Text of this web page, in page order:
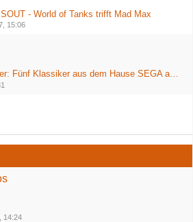
- World of Tanks trifft Mad Max
15:06
Klassiker aus dem Hause SEGA ab heute kostenlos im Playstore
14:24